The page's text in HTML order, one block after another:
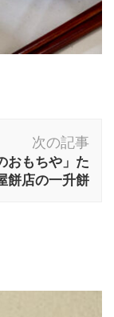
次の記事
おもちや」た
餅店の一升餅